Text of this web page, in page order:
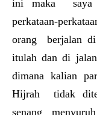
ini maka saya
perkataan-
orang berjalan di
itulah dan di
dimana kalian
Hijrah tidak
senang